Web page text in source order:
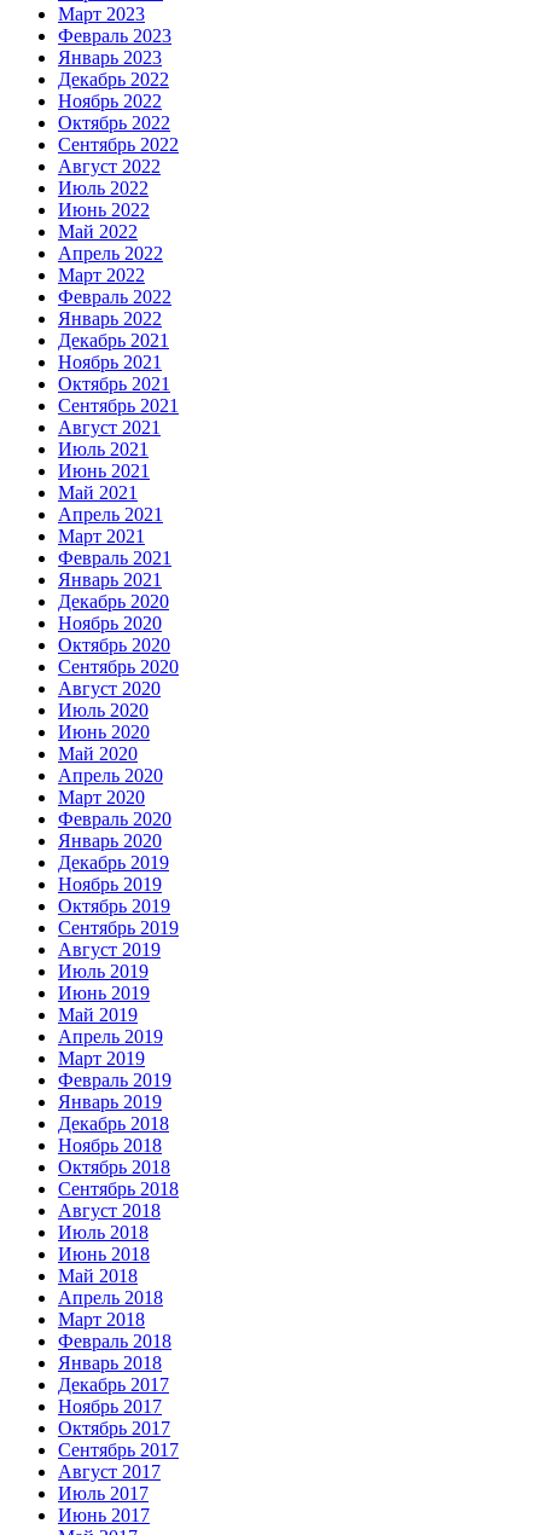
Март 2023
Февраль 2023
Январь 2023
Декабрь 2022
Ноябрь 2022
Октябрь 2022
Сентябрь 2022
Август 2022
Июль 2022
Июнь 2022
Май 2022
Апрель 2022
Март 2022
Февраль 2022
Январь 2022
Декабрь 2021
Ноябрь 2021
Октябрь 2021
Сентябрь 2021
Август 2021
Июль 2021
Июнь 2021
Май 2021
Апрель 2021
Март 2021
Февраль 2021
Январь 2021
Декабрь 2020
Ноябрь 2020
Октябрь 2020
Сентябрь 2020
Август 2020
Июль 2020
Июнь 2020
Май 2020
Апрель 2020
Март 2020
Февраль 2020
Январь 2020
Декабрь 2019
Ноябрь 2019
Октябрь 2019
Сентябрь 2019
Август 2019
Июль 2019
Июнь 2019
Май 2019
Апрель 2019
Март 2019
Февраль 2019
Январь 2019
Декабрь 2018
Ноябрь 2018
Октябрь 2018
Сентябрь 2018
Август 2018
Июль 2018
Июнь 2018
Май 2018
Апрель 2018
Март 2018
Февраль 2018
Январь 2018
Декабрь 2017
Ноябрь 2017
Октябрь 2017
Сентябрь 2017
Август 2017
Июль 2017
Июнь 2017